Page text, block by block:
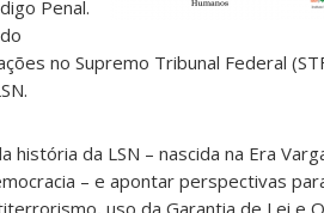
Penal.
no Supremo Tribunal Federal
da LSN – nascida na Era
– e apontar perspectivas